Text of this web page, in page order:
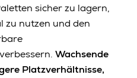
sicher zu lagern,
zu nutzen und den
Wachsende
Platzverhältnisse,